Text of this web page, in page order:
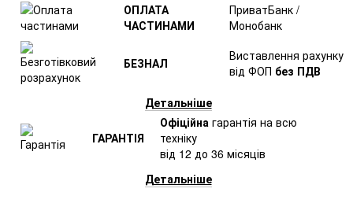
ОПЛАТА
ЧАСТИНАМИ
ПриватБанк /
Монобанк
БЕЗНАЛ
Виставлення рахунку
від ФОП без ПДВ
Детальніше
ГАРАНТІЯ
Офіційна гарантія на всю
техніку
від 12 до 36 місяців
Детальніше